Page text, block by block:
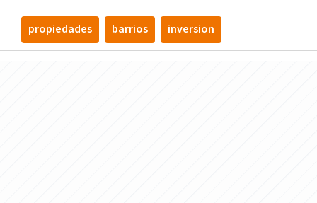
propiedades barrios inversion